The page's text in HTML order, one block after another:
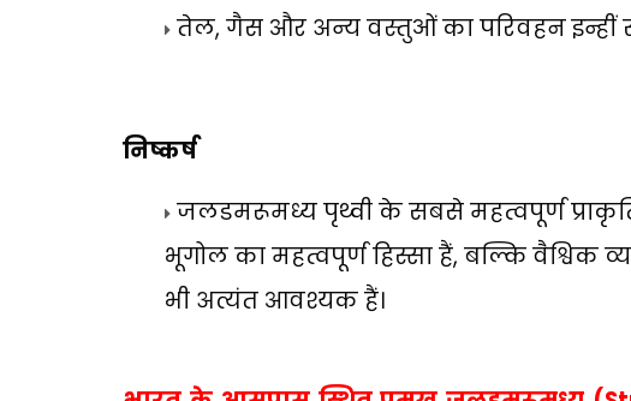
तेल, गैस और अन्य वस्तुओं का परिवहन इन्हीं से
निष्कर्ष
जलडमरूमध्य पृथ्वी के सबसे महत्वपूर्ण
भूगोल का महत्वपूर्ण हिस्सा हैं, बल्कि वैश्विक
भी अत्यंत आवश्यक हैं।